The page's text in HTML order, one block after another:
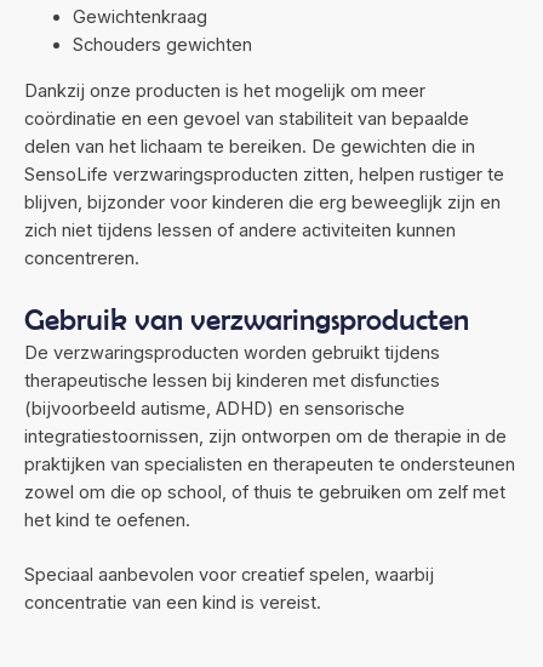
Gewichtenkraag
Schouders gewichten
Dankzij onze producten is het mogelijk om meer
coördinatie en een gevoel van stabiliteit van bepaalde
delen van het lichaam te bereiken. De gewichten die in
SensoLife verzwaringsproducten zitten, helpen rustiger te
blijven, bijzonder voor kinderen die erg beweeglijk zijn en
zich niet tijdens lessen of andere activiteiten kunnen
concentreren.
Gebruik van verzwaringsproducten
De verzwaringsproducten worden gebruikt tijdens
therapeutische lessen bij kinderen met disfuncties
(bijvoorbeeld autisme, ADHD) en sensorische
integratiestoornissen, zijn ontworpen om de therapie in de
praktijken van specialisten en therapeuten te ondersteunen
zowel om die op school, of thuis te gebruiken om zelf met
het kind te oefenen.
Speciaal aanbevolen voor creatief spelen, waarbij
concentratie van een kind is vereist.